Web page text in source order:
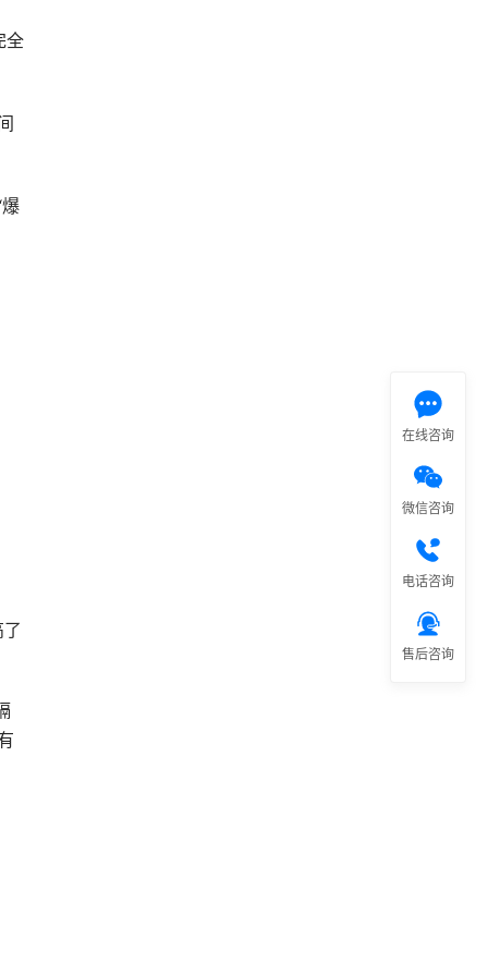
全
在线咨询
微信咨询
电话咨询
售后咨询